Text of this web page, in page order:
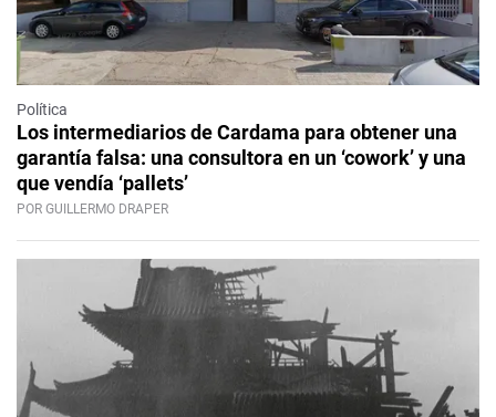
Política
Los intermediarios de Cardama para obtener una
garantía falsa: una consultora en un ‘cowork’ y una
que vendía ‘pallets’
POR GUILLERMO DRAPER